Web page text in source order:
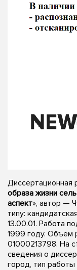
Диссертационная
образа жизни
аспект», автор —
типу:
13.00.01. Работа
1999 году. Объем
01000213798. На
сведения о
город, тип